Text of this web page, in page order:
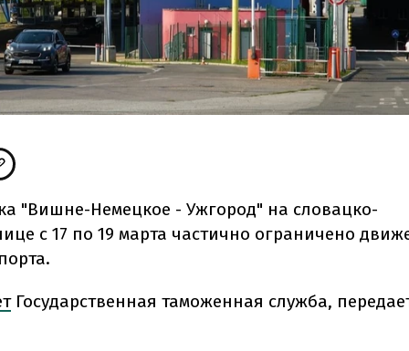
"Вишне-Немецкое - Ужгород" на словацко-
с 17 по 19 марта частично ограничено
Государственная таможенная служба,